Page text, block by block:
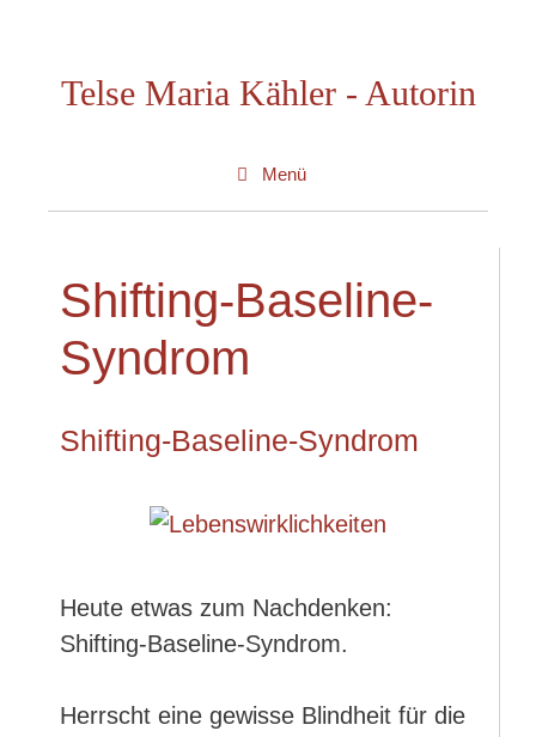
springenTelse Maria Kähler - Autorin
Menü
Shifting-Baseline-
Syndrom
Shifting-Baseline-Syndrom
Heute etwas zum Nachdenken:
Shifting-Baseline-Syndrom.
Herrscht eine gewisse Blindheit für die